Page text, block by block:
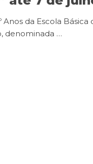
Anos da Escola
denominada …